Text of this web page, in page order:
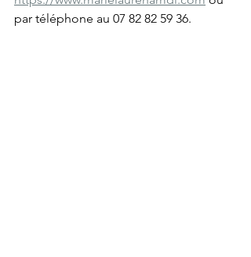
par téléphone au 07 82 82 59 36.